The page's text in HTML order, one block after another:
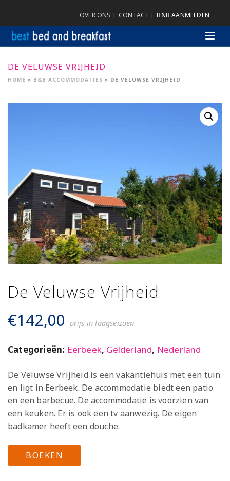
OVER ONS CONTACT B&B AANMELDEN
DE VELUWSE VRIJHEID
HOME » B&B ACCOMMODATIES » DE VELUWSE VRIJHEID
De Veluwse Vrijheid
€142,00 prijs in laagseizoen
Categorieën: Eerbeek, Gelderland, Nederland
De Veluwse Vrijheid is een vakantiehuis met een tuin
en ligt in Eerbeek. De accommodatie biedt een patio
en een barbecue. De accommodatie is voorzien van
een keuken. Er is ook een tv aanwezig. De eigen
badkamer heeft een douche.
BOEKEN